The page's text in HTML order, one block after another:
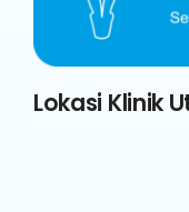
Lokasi Klinik